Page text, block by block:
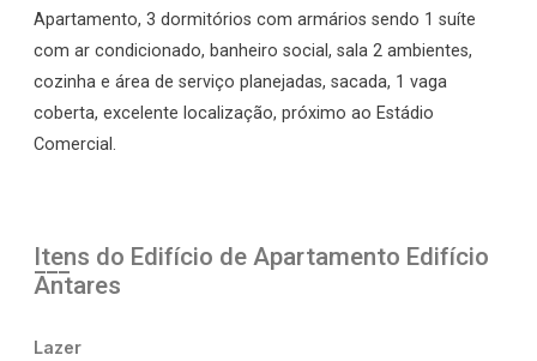
Apartamento, 3 dormitórios com armários sendo 1 suíte
com ar condicionado, banheiro social, sala 2 ambientes,
cozinha e área de serviço planejadas, sacada, 1 vaga
coberta, excelente localização, próximo ao Estádio
Comercial.
Itens do Edifício de Apartamento Edifício
Antares
Lazer